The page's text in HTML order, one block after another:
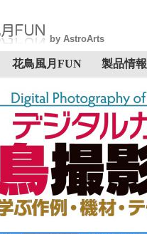
by AstroArts
花鳥風月FUN 製品情報